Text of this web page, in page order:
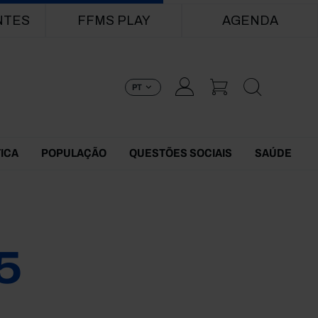
FFMS PLAY AGENDA
PT
POPULAÇÃO QUESTÕES SOCIAIS SAÚDE